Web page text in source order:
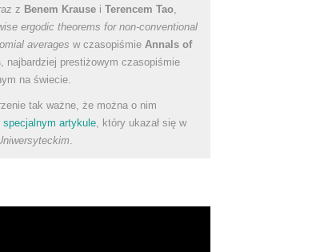
z Benem Krause i Terencem Tao
ergodic theorems for non-conventional
averages w czasopiśmie Annals of
, najbardziej prestiżowym czasopiśmie
na świecie.
tak ważne, że można o nim
specjalnym artykule, który ukazał się w
.